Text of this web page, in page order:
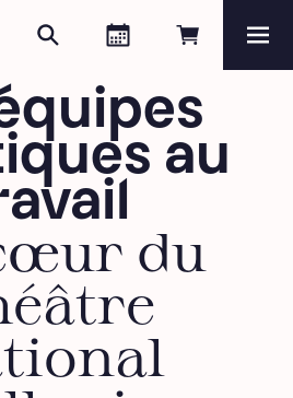
Online
Agenda
Zoeken
Magazine
Programma
au
du